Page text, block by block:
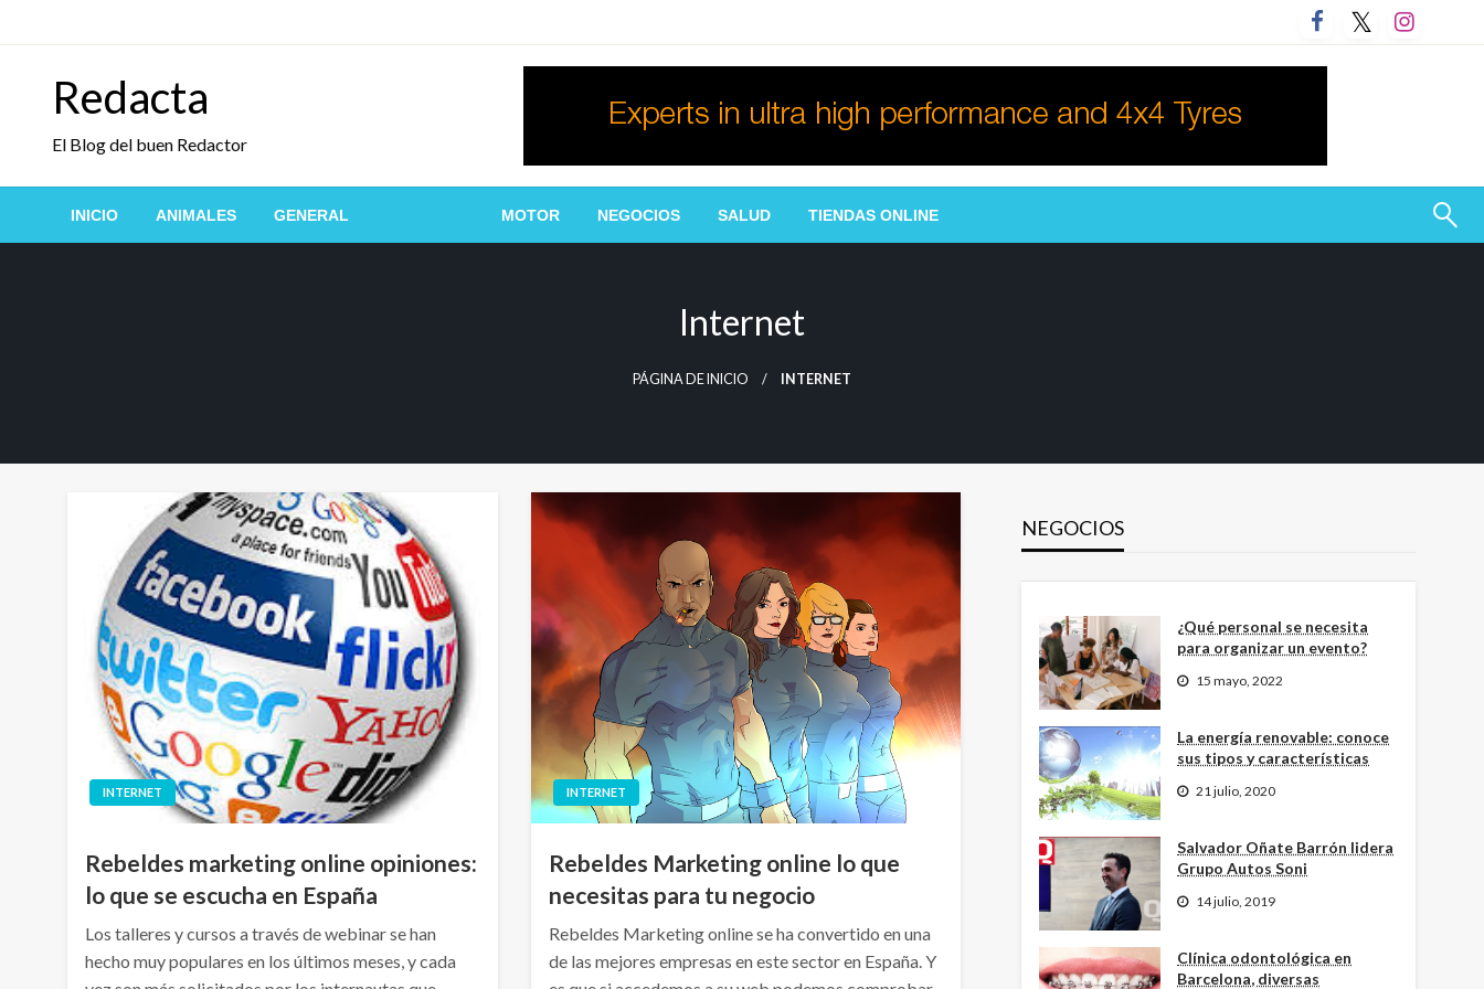
al
Redacta
El Blog del buen Redactor
INICIO ANIMALES GENERAL MOTOR NEGOCIOS SALUD TIENDAS ONLINE
Internet
PÁGINA DE INICIO INTERNET
INTERNET
Rebeldes marketing online opiniones:
lo que se escucha en España
Los talleres y cursos a través de webinar se han
hecho muy populares en los últimos meses, y cada
INTERNET
Rebeldes Marketing online lo que
necesitas para tu negocio
Rebeldes Marketing online se ha convertido en una
de las mejores empresas en este sector en España. Y
NEGOCIOS
¿Qué personal se necesita
para organizar un evento?
15 mayo, 2022
La energía renovable: conoce
sus tipos y características
21 julio, 2020
Salvador Oñate Barrón lidera
Grupo Autos Soni
14 julio, 2019
Clínica odontológica en
Barcelona, diversas